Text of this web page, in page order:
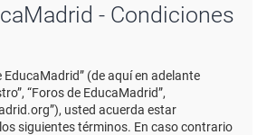
- Condiciones
EducaMadrid” (de aquí en adelante
“Foros de EducaMadrid”,
usted acuerda estar
siguientes términos. En caso contrario